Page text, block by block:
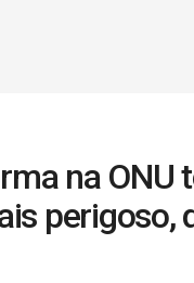
na ONU
perigoso,